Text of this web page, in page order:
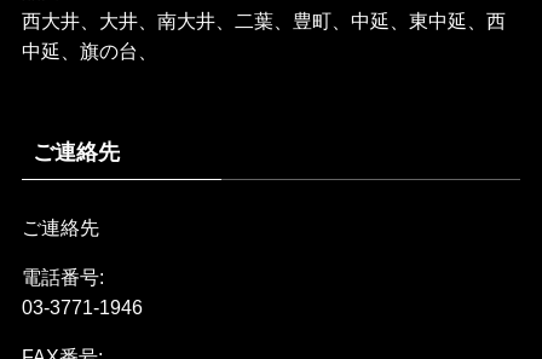
西大井、大井、南大井、二葉、豊町、中延、東中延、西
中延、旗の台、
ご連絡先
ご連絡先
電話番号:
03-3771-1946